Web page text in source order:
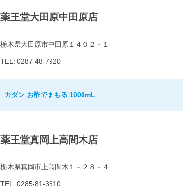
薬王堂大田原中田原店
栃木県大田原市中田原１４０２－１
TEL: 0287-48-7920
カダン お酢でまもる 1000mL
薬王堂真岡上高間木店
栃木県真岡市上高間木１－２８－４
TEL: 0285-81-3610